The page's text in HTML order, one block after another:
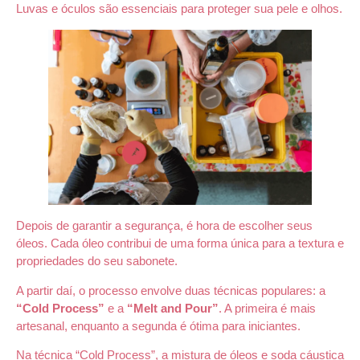
Luvas e óculos são essenciais para proteger sua pele e olhos.
Depois de garantir a segurança, é hora de escolher seus
óleos. Cada óleo contribui de uma forma única para a textura e
propriedades do seu sabonete.
A partir daí, o processo envolve duas técnicas populares: a
“Cold Process” e a “Melt and Pour”. A primeira é mais
artesanal, enquanto a segunda é ótima para iniciantes.
Na técnica “Cold Process”, a mistura de óleos e soda cáustica